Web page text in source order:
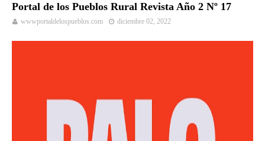
Portal de los Pueblos Rural Revista Año 2 Nº 17
wwwportaldelospueblos.com diciembre 02, 2022